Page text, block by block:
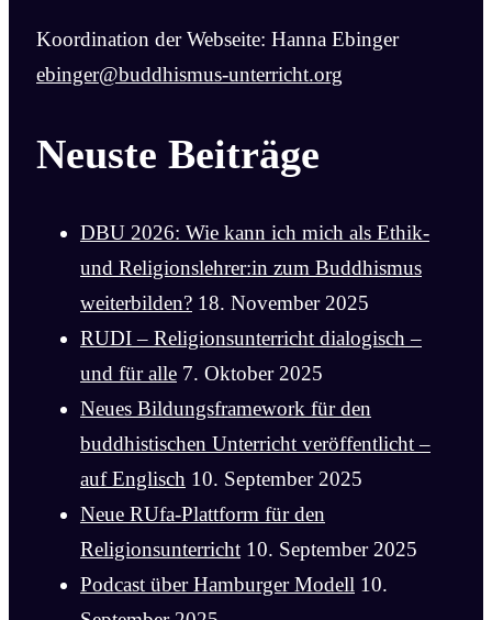
Koordination der Webseite: Hanna Ebinger
ebinger@buddhismus-unterricht.org
Neuste Beiträge
DBU 2026: Wie kann ich mich als Ethik-
und Religionslehrer:in zum Buddhismus
weiterbilden? 18. November 2025
RUDI – Religionsunterricht dialogisch –
und für alle 7. Oktober 2025
Neues Bildungsframework für den
buddhistischen Unterricht veröffentlicht –
auf Englisch 10. September 2025
Neue RUfa-Plattform für den
Religionsunterricht 10. September 2025
Podcast über Hamburger Modell 10.